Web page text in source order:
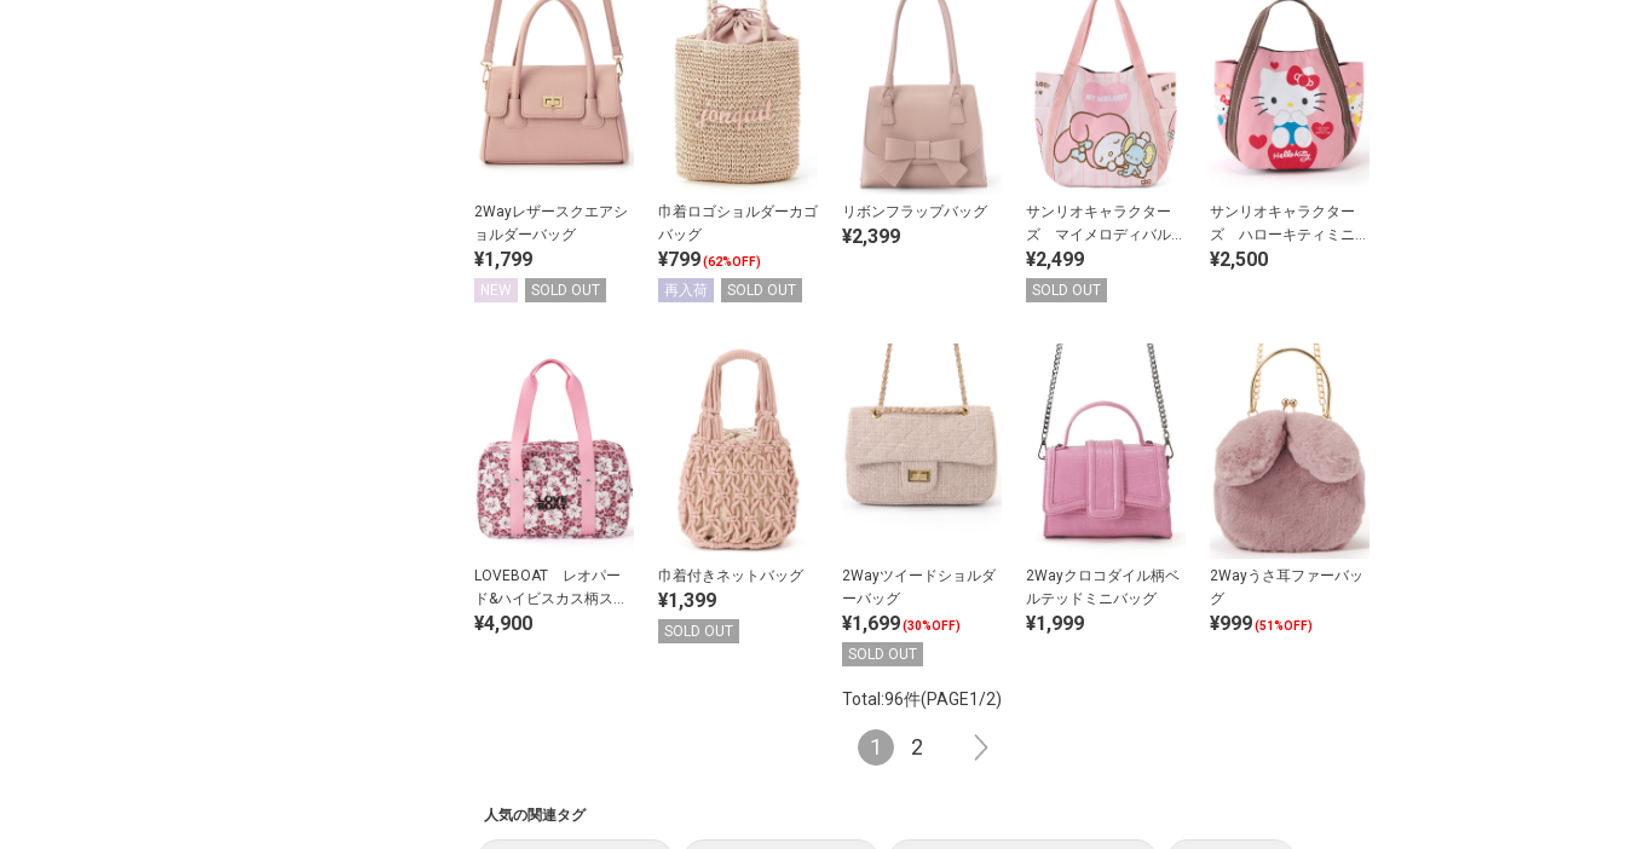
2Wayレザースクエアシ
ョルダーバッグ
¥1,799
NEW SOLD OUT
巾着ロゴショルダーカゴ
バッグ
¥799(62%OFF)
再入荷 SOLD OUT
リボンフラップバッグ
¥2,399
サンリオキャラクター
ズ マイメロディバルー
ントートバッグ
¥2,499
SOLD OUT
サンリオキャラクター
ズ ハローキティミニバ
ルーントートバッグ
¥2,500
LOVEBOAT レオパー
ド&ハイビスカス柄スク
ールバッグ
¥4,900
巾着付きネットバッグ
¥1,399
SOLD OUT
2Wayツイードショルダ
ーバッグ
¥1,699(30%OFF)
SOLD OUT
2Wayクロコダイル柄ベ
ルテッドミニバッグ
¥1,999
2Wayうさ耳ファーバッ
グ
¥999(51%OFF)
Total:96件(PAGE1/2)
1 2
人気の関連タグ